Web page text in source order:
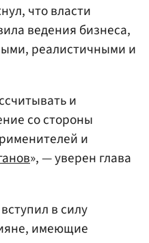
что власти
ведения бизнеса,
реалистичными и
и
со стороны
и
», — уверен глава
в силу
имеющие